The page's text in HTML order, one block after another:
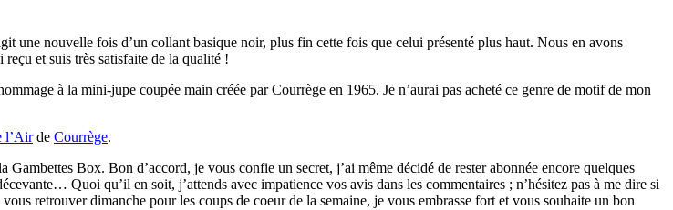
une nouvelle fois d’un collant basique noir, plus fin cette fois que celui présenté plus haut. Nous en avons
et suis très satisfaite de la qualité !
à la mini-jupe coupée main créée par Courrège en 1965. Je n’aurai pas acheté ce genre de motif de mon
l’Airde Courrège.
Gambettes Box. Bon d’accord, je vous confie un secret, j’ai même décidé de rester abonnée encore quelques
Quoi qu’il en soit, j’attends avec impatience vos avis dans les commentaires ; n’hésitez pas à me dire si
retrouver dimanche pour les coups de coeur de la semaine, je vous embrasse fort et vous souhaite un bon